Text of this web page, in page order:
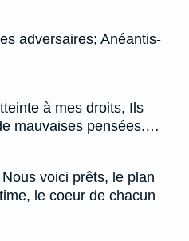
adversaires; Anéantis-
à mes droits, Ils
mauvaises pensées.…
voici prêts, le plan
le coeur de chacun